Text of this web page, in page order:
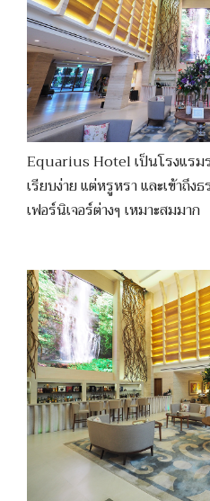
Equarius Hotel เป็นโรงแรม
เรียบง่าย แต่หรูหรา และเข้าถึง
เฟอร์นิเจอร์ต่างๆ เหมาะสมมาก